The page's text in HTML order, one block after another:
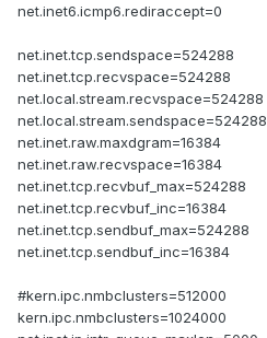
net.inet6.icmp6.rediraccept=0
net.inet.tcp.sendspace=524288
net.inet.tcp.recvspace=524288
net.local.stream.recvspace=524288
net.local.stream.sendspace=524288
net.inet.raw.maxdgram=16384
net.inet.raw.recvspace=16384
net.inet.tcp.recvbuf_max=524288
net.inet.tcp.recvbuf_inc=16384
net.inet.tcp.sendbuf_max=524288
net.inet.tcp.sendbuf_inc=16384
#kern.ipc.nmbclusters=512000
kern.ipc.nmbclusters=1024000